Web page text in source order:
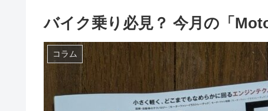
バイク乗り必見？ 今月の「
コラム